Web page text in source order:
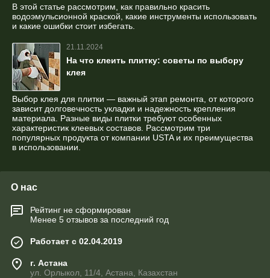
В этой статье рассмотрим, как правильно красить
водоэмульсионной краской, какие инструменты использовать
и какие ошибки стоит избегать.
21.11.2024
На что клеить плитку: советы по выбору
клея
Выбор клея для плитки — важный этап ремонта, от которого
зависит долговечность укладки и надежность крепления
материала. Разные виды плитки требуют особенных
характеристик клеевых составов. Рассмотрим три
популярных продукта от компании USTA и их преимущества
в использовании.
О нас
Рейтинг не сформирован
Менее 5 отзывов за последний год
Работает с 02.04.2019
г. Астана
ул. Орлыкол, 11/4, Астана, Казахстан